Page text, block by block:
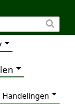
Handelingen